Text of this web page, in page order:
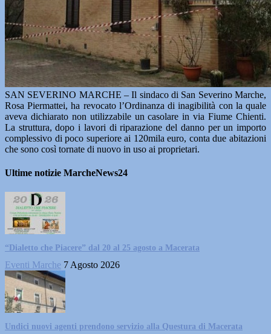
SAN SEVERINO MARCHE – Il sindaco di San Severino Marche,
Rosa Piermattei, ha revocato l’Ordinanza di inagibilità con la quale
aveva dichiarato non utilizzabile un casolare in via Fiume Chienti.
La struttura, dopo i lavori di riparazione del danno per un importo
complessivo di poco superiore ai 120mila euro, conta due abitazioni
che sono così tornate di nuovo in uso ai proprietari.
Ultime notizie MarcheNews24
“Dialetto che Piacere” dal 20 al 25 agosto a Macerata
Eventi Marche 7 Agosto 2026
Undici nuovi agenti prendono servizio alla Questura di Macerata